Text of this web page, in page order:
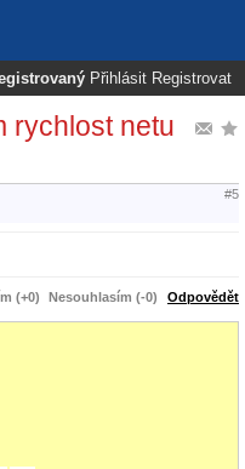
Přihlásit Registrovat
rychlost netu
#5
(+0) Nesouhlasím (-0) Odpovědět